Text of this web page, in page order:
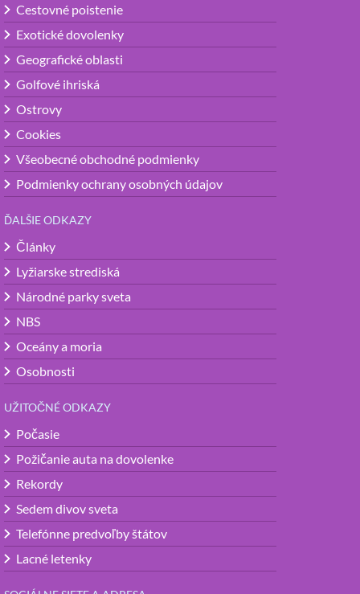
Cestovné poistenie
Exotické dovolenky
Geografické oblasti
Golfové ihriská
Ostrovy
Cookies
Všeobecné obchodné podmienky
Podmienky ochrany osobných údajov
ĎALŠIE ODKAZY
Články
Lyžiarske strediská
Národné parky sveta
NBS
Oceány a moria
Osobnosti
UŽITOČNÉ ODKAZY
Počasie
Požičanie auta na dovolenke
Rekordy
Sedem divov sveta
Telefónne predvoľby štátov
Lacné letenky